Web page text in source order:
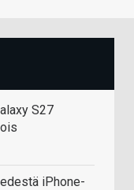
S27
iPhone-